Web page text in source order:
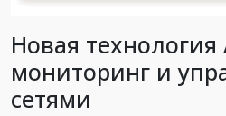
Новая
мониторинг и
сетями